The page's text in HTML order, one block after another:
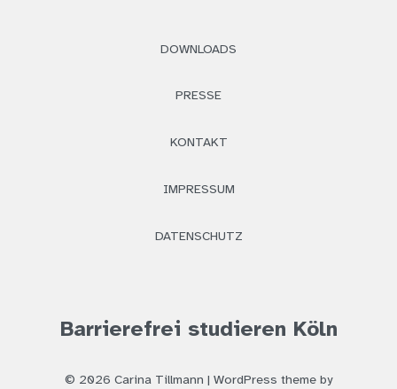
DOWNLOADS
PRESSE
KONTAKT
IMPRESSUM
DATENSCHUTZ
Barrierefrei studieren Köln
© 2026 Carina Tillmann | WordPress theme by